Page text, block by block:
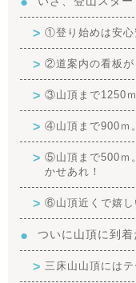
①登り始めは安心
②道案内の看板が
③山頂まで1250
④山頂まで900ｍ
⑤山頂まで500ｍ
かせあれ！
⑥山頂近くで嬉し
ついに山頂に到
三床山山頂には